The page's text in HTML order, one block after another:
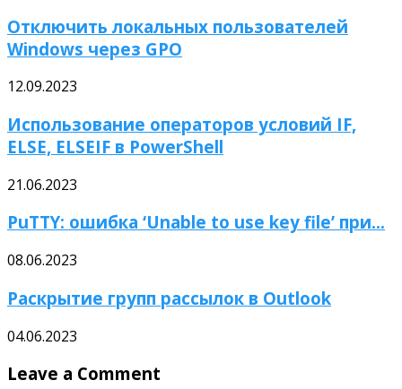
Отключить локальных пользователей
Windows через GPO
12.09.2023
Использование операторов условий IF,
ELSE, ELSEIF в PowerShell
21.06.2023
PuTTY: ошибка ‘Unable to use key file’ при...
08.06.2023
Раскрытие групп рассылок в Outlook
04.06.2023
Leave a Comment